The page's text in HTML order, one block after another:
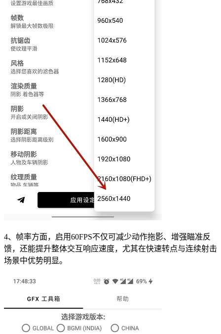
4、帧率方面，启用60FPS不仅可减少动作拖影、增强瞄准反
馈，还能提升整体交互响应速度，尤其在快速转点与连续射击
场景中优势明显。